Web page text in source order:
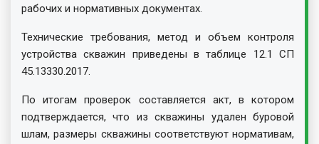
рабочих и нормативных документах.
Технические требования, метод и объем контроля
устройства скважин приведены в таблице 12.1 СП
45.13330.2017.
По итогам проверок составляется акт, в котором
подтверждается, что из скважины удален буровой
шлам, размеры скважины соответствуют нормативам,